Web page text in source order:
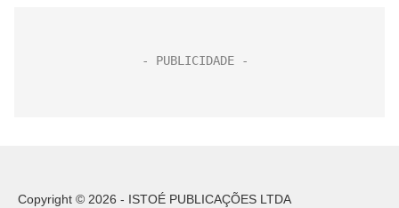
Copyright © 2026 - ISTOÉ PUBLICAÇÕES LTDA